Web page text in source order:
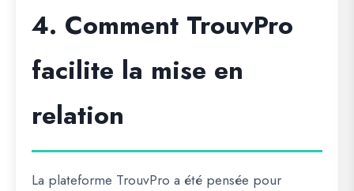
4. Comment TrouvPro
facilite la mise en
relation
La plateforme TrouvPro a été pensée pour